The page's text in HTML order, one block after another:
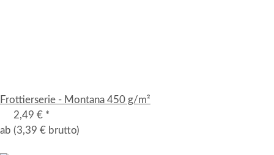
Frottierserie - Montana 450 g/m²
ab
2,49 € *
(3,39 € brutto)